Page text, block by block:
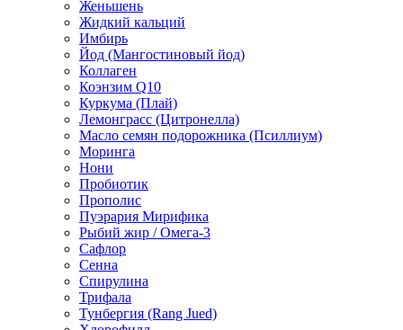
Женьшень
Жидкий кальций
Имбирь
Йод (Мангостиновый йод)
Коллаген
Коэнзим Q10
Куркума (Плай)
Лемонграсс (Цитронелла)
Масло семян подорожника (Псиллиум)
Моринга
Нони
Пробиотик
Прополис
Пуэрария Мирифика
Рыбий жир / Омега-3
Сафлор
Сенна
Спирулина
Трифала
Тунбергия (Rang Jued)